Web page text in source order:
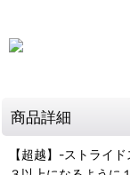
商品詳細
【超越】-ストライ